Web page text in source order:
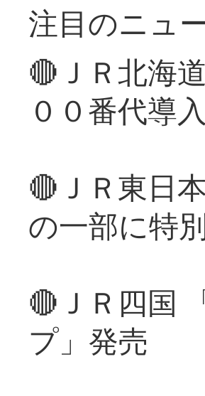
注目のニュ
🔴ＪＲ北海
００番代導
🔴ＪＲ東日
の一部に特
🔴ＪＲ四国
プ」発売